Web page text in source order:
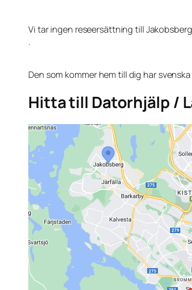
Vi tar ingen reseersättning till Jakobsberg
.
Den som kommer hem till dig har
Hitta till Datorhjälp /